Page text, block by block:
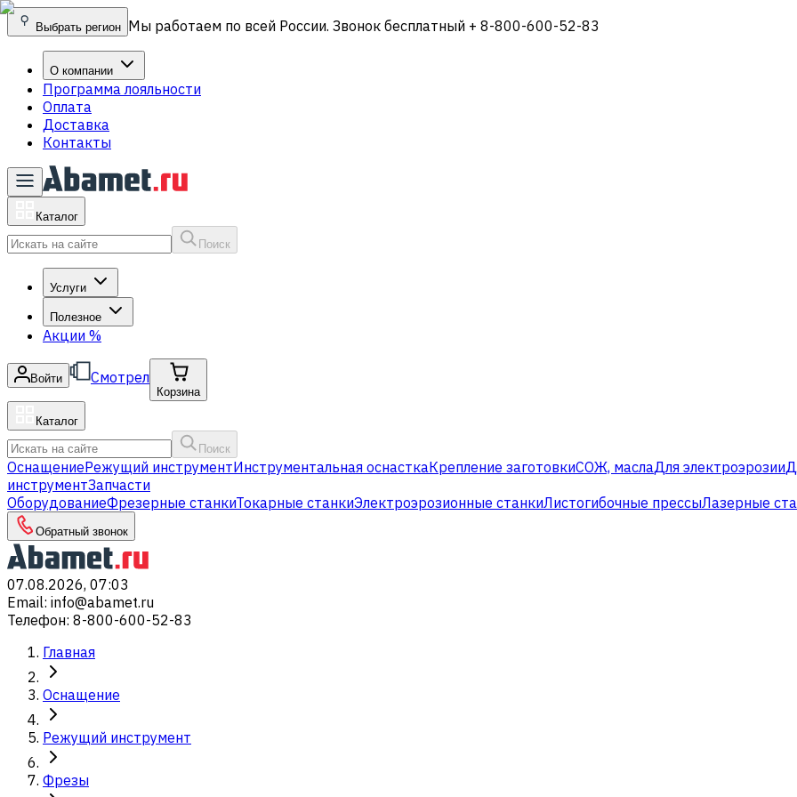
Выбрать регион Мы работаем по всей России. Звонок бесплатный + 8-800-600-52-83
О компании
Программа лояльности
Оплата
Доставка
Контакты
Каталог
Поиск
Услуги
Полезное
Акции %
Войти Смотрел
Корзина
Каталог
Поиск
ОснащениеРежущий инструментИнструментальная оснасткаКрепление заготовкиСОЖ, маслаДля электроэрозии
инструментЗапчасти
ОборудованиеФрезерные станкиТокарные станкиЭлектроэрозионные станкиЛистогибочные прессыЛазерные
Обратный звонок
07.08.2026, 07:03
Email: info@abamet.ru
Телефон: 8-800-600-52-83
Главная
Оснащение
Режущий инструмент
Фрезы